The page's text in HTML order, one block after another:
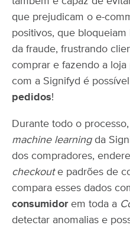
que prejudicam o e-
positivos, que
da fraude, frustrando
comprar e fazendo a
com a Signifyd é
pedidos!
Durante todo o
machine learningda
dos compradores,
checkoute padrões de
compara esses dados
consumidor em toda a
detectar anomalias e